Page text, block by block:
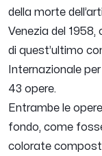
della morte
Venezia del
di quest’ultimo
Internazionale
43 opere.
Entrambe le
fondo, come
colorate